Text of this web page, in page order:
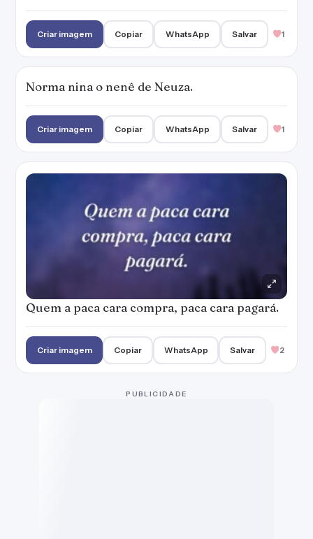
Criar imagem Copiar WhatsApp Salvar 1
Norma nina o nenê de Neuza.
Criar imagem Copiar WhatsApp Salvar 1
Quem a paca cara compra, paca cara pagará.
Criar imagem Copiar WhatsApp Salvar 2
PUBLICIDADE